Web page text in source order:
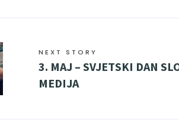
NEXT STORY
3. MAJ – SVJETSKI DAN
MEDIJA